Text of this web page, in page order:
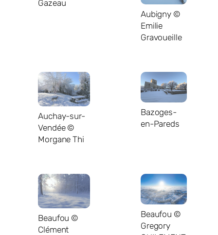
Gazeau
Aubigny ©
Emilie
Gravoueille
Auchay-sur-
Vendée ©
Morgane Thi
Bazoges-
en-Pareds
Beaufou ©
Clément
Beaufou ©
Gregory